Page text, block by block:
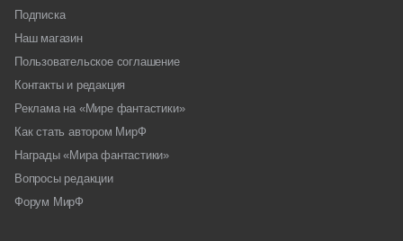
Подписка
Наш магазин
Пользовательское соглашение
Контакты и редакция
Реклама на «Мире фантастики»
Как стать автором МирФ
Награды «Мира фантастики»
Вопросы редакции
Форум МирФ